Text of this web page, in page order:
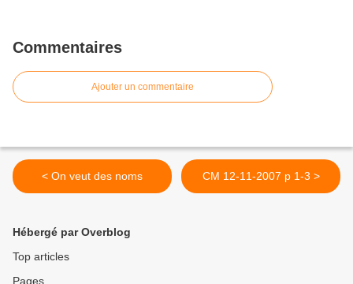
Commentaires
Ajouter un commentaire
< On veut des noms CM 12-11-2007 p 1-3 >
Hébergé par Overblog
Top articles
Pages